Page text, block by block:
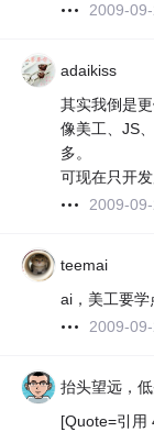
2009-
adaikiss
其实我倒是
像美工、JS
多。
可现在只开
2009-
teemai
ai，美工要学
2009-
抬头望远，
[Quote=引用